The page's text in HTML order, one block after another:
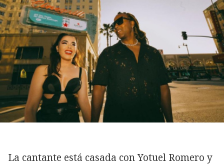
La cantante está casada con Yotuel Romero y